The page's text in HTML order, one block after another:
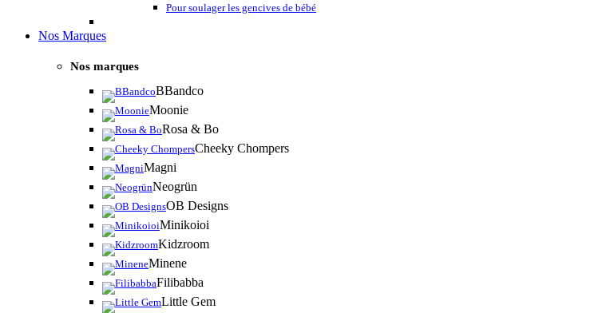
Pour soulager les gencives de bébé
Nos Marques
Nos marques
BBandco
Moonie
Rosa & Bo
Cheeky Chompers
Magni
Neogrün
OB Designs
Minikoioi
Kidzroom
Minene
Filibabba
Little Gem